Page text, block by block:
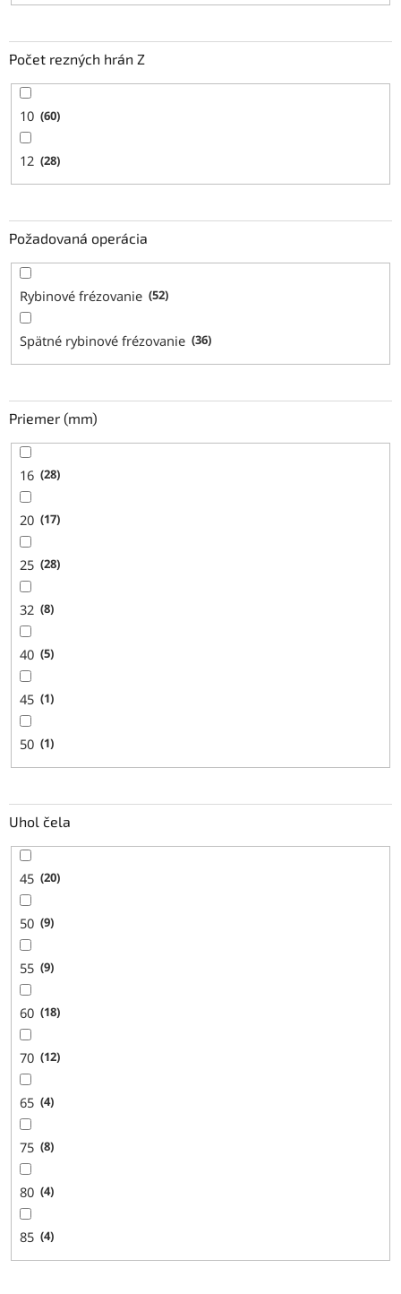
Počet rezných hrán Z
10 60
12 28
Požadovaná operácia
Rybinové frézovanie 52
Spätné rybinové frézovanie 36
Priemer (mm)
16 28
20 17
25 28
32 8
40 5
45 1
50 1
Uhol čela
45 20
50 9
55 9
60 18
70 12
65 4
75 8
80 4
85 4